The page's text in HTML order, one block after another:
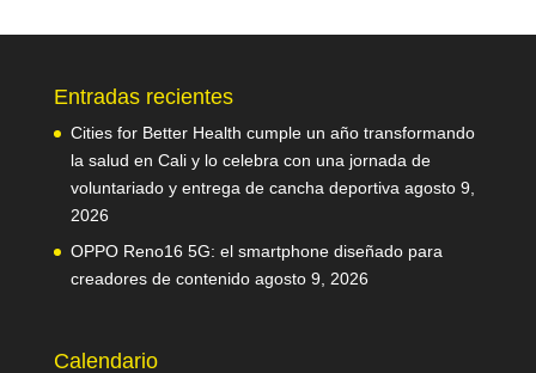
Entradas recientes
Cities for Better Health cumple un año transformando
la salud en Cali y lo celebra con una jornada de
voluntariado y entrega de cancha deportiva agosto 9,
2026
OPPO Reno16 5G: el smartphone diseñado para
creadores de contenido agosto 9, 2026
Calendario